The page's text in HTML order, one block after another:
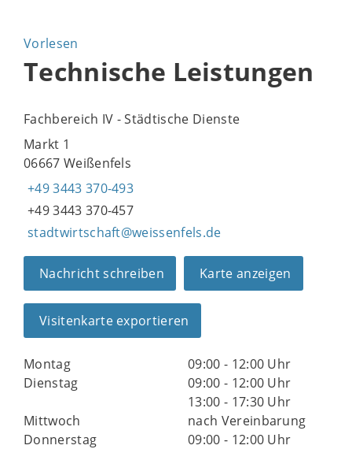
Vorlesen
Technische Leistungen
Fachbereich IV - Städtische Dienste
Markt 1
06667 Weißenfels
+49 3443 370-493
+49 3443 370-457
stadtwirtschaft@weissenfels.de
Nachricht schreiben Karte anzeigen
Visitenkarte exportieren
Montag
09:00 - 12:00 Uhr
Dienstag
09:00 - 12:00 Uhr
13:00 - 17:30 Uhr
Mittwoch
nach Vereinbarung
Donnerstag
09:00 - 12:00 Uhr